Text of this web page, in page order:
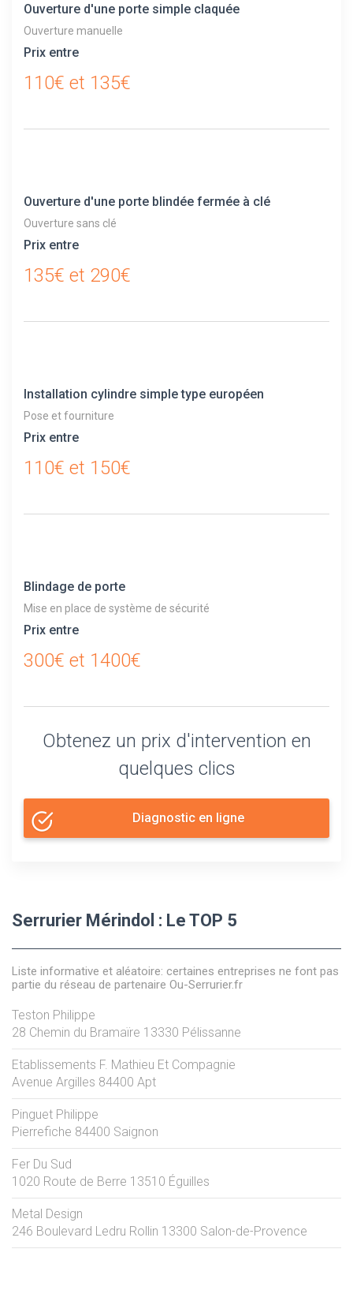
Ouverture d'une porte simple claquée
Ouverture manuelle
Prix entre
110€ et 135€
Ouverture d'une porte blindée fermée à clé
Ouverture sans clé
Prix entre
135€ et 290€
Installation cylindre simple type européen
Pose et fourniture
Prix entre
110€ et 150€
Blindage de porte
Mise en place de système de sécurité
Prix entre
300€ et 1400€
Obtenez un prix d'intervention en
quelques clics
Diagnostic en ligne
Serrurier Mérindol : Le TOP 5
Liste informative et aléatoire: certaines entreprises ne font pas
partie du réseau de partenaire Ou-Serrurier.fr
Teston Philippe
28 Chemin du Bramaïre 13330 Pélissanne
Etablissements F. Mathieu Et Compagnie
Avenue Argilles 84400 Apt
Pinguet Philippe
Pierrefiche 84400 Saignon
Fer Du Sud
1020 Route de Berre 13510 Éguilles
Metal Design
246 Boulevard Ledru Rollin 13300 Salon-de-Provence